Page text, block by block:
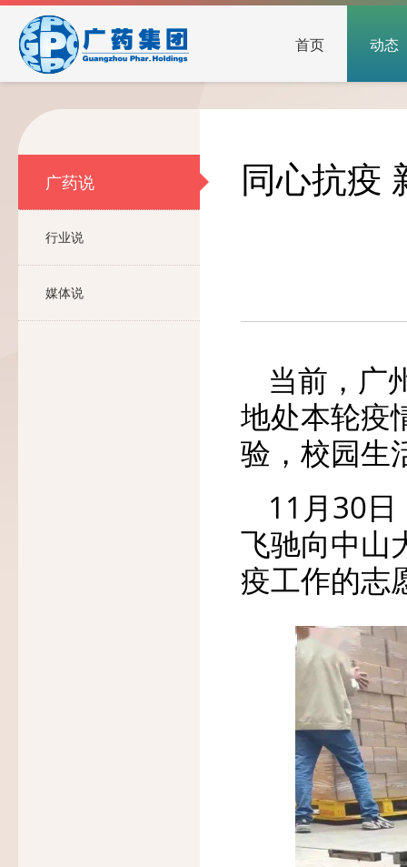
首页 动态
广药说
行业说
媒体说
同心抗疫
当前，广
地处本轮疫
验，校园生
11月30日
飞驰向中山
疫工作的志